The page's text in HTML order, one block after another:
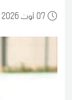
0721:49 2026 أوت